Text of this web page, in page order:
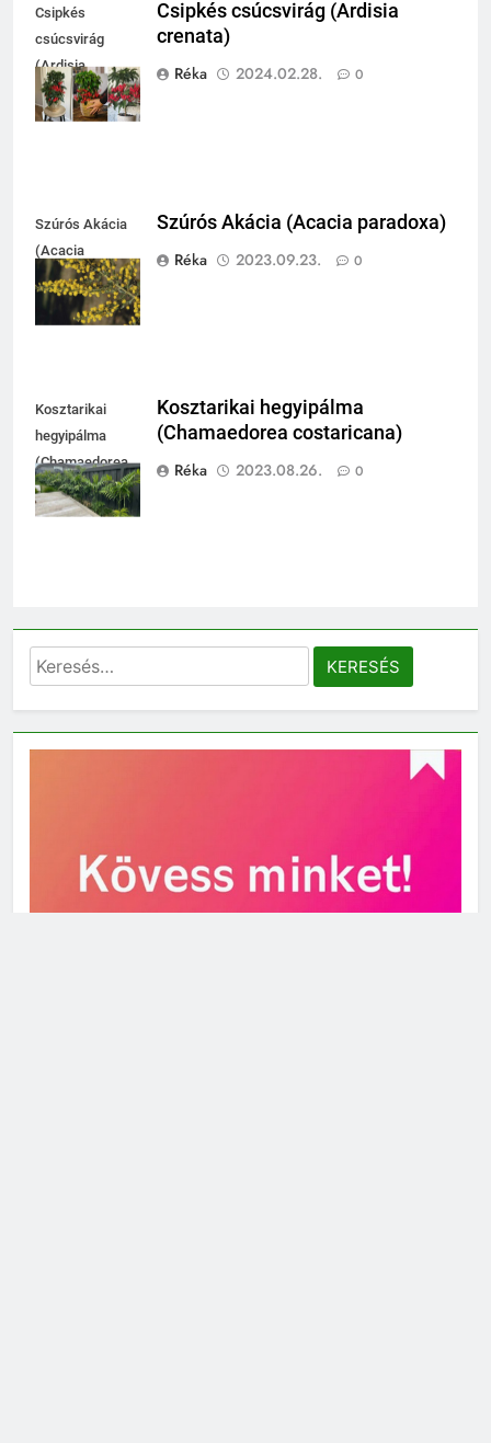
Csipkés
csúcsvirág
(Ardisia
crenata)
Csipkés csúcsvirág (Ardisia
crenata)
Réka
2024.02.28. 0
Szúrós Akácia
(Acacia
paradoxa)
Szúrós Akácia (Acacia paradoxa)
Réka
2023.09.23. 0
Kosztarikai
hegyipálma
(Chamaedorea
costaricana)
Kosztarikai hegyipálma
(Chamaedorea costaricana)
Réka
2023.08.26. 0
Keresés: